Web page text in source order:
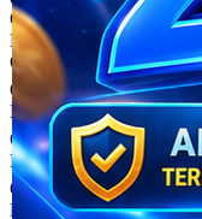
rata.
Read
13
Reviews.
Tautan
halaman
yang
sama.
Only
left
HT OFFICIAL
OKGAS21
OKGAS21
LOGIN
OKGAS21
DAFTAR
OKGAS21
LINK